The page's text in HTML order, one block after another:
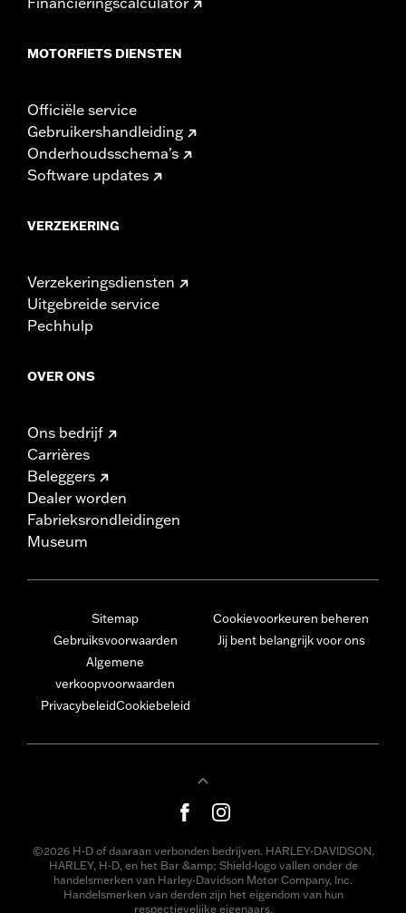
MOTORFIETS DIENSTEN
Officiële service
Gebruikershandleiding
Onderhoudsschema's
Software updates
VERZEKERING
Verzekeringsdiensten
Uitgebreide service
Pechhulp
OVER ONS
Ons bedrijf
Carrières
Beleggers
Dealer worden
Fabrieksrondleidingen
Museum
Sitemap
Gebruiksvoorwaarden
Algemene
verkoopvoorwaarden
PrivacybeleidCookiebeleid
Cookievoorkeuren beheren
Jij bent belangrijk voor ons
©2026 H-D of daaraan verbonden bedrijven. HARLEY-DAVIDSON,
HARLEY, H-D, en het Bar &amp; Shield-logo vallen onder de
handelsmerken van Harley-Davidson Motor Company, Inc.
Handelsmerken van derden zijn het eigendom van hun
respectievelijke eigenaars.